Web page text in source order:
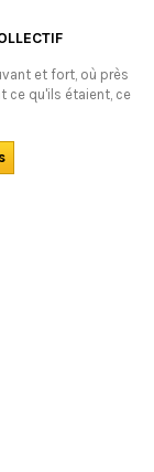
et fort, où près
ce qu'ils étaient, ce
français.